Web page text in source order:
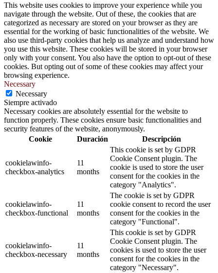
This website uses cookies to improve your experience while you
navigate through the website. Out of these, the cookies that are
categorized as necessary are stored on your browser as they are
essential for the working of basic functionalities of the website. We
also use third-party cookies that help us analyze and understand how
you use this website. These cookies will be stored in your browser
only with your consent. You also have the option to opt-out of these
cookies. But opting out of some of these cookies may affect your
browsing experience.
Necessary
Necessary
Siempre activado
Necessary cookies are absolutely essential for the website to
function properly. These cookies ensure basic functionalities and
security features of the website, anonymously.
Cookie
Duración Descripción
cookielawinfo-
checkbox-analytics
11
months
This cookie is set by GDPR
Cookie Consent plugin. The
cookie is used to store the user
consent for the cookies in the
category "Analytics".
cookielawinfo-
checkbox-functional
11
months
The cookie is set by GDPR
cookie consent to record the user
consent for the cookies in the
category "Functional".
cookielawinfo-
checkbox-necessary
11
months
This cookie is set by GDPR
Cookie Consent plugin. The
cookies is used to store the user
consent for the cookies in the
category "Necessary".